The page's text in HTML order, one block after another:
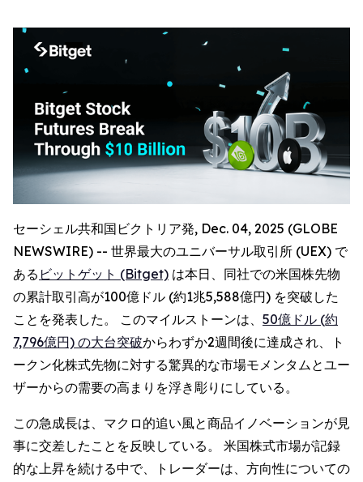
セーシェル共和国ビクトリア発, Dec. 04, 2025 (GLOBE
NEWSWIRE) -- 世界最大のユニバーサル取引所 (UEX) で
ある ビットゲット (Bitget) は本日、同社での米国株先物
の累計取引高が100億ドル (約1兆5,588億円) を突破した
ことを発表した。 このマイルストーンは、 50億ドル (約
7,796億円) の大台突破からわずか2週間後に達成され、ト
ークン化株式先物に対する驚異的な市場モメンタムとユー
ザーからの需要の高まりを浮き彫りにしている。
この急成長は、マクロ的追い風と商品イノベーションが見
事に交差したことを反映している。 米国株式市場が記録
的な上昇を続ける中で、トレーダーは、方向性についての